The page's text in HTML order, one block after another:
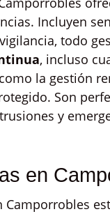
Incluyen
todo
, incluso
la gestión
Son
y
en
Camporrobles